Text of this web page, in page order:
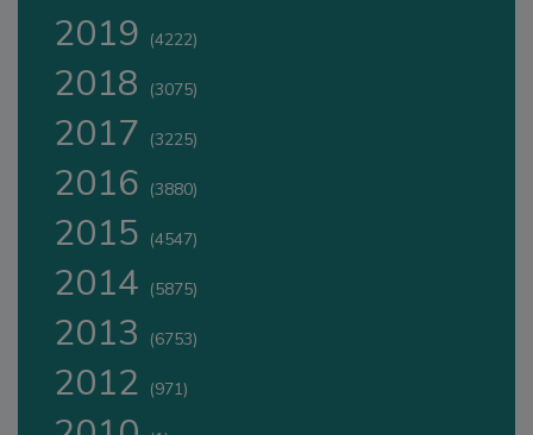
2019 (4222)
2018 (3075)
2017 (3225)
2016 (3880)
2015 (4547)
2014 (5875)
2013 (6753)
2012 (971)